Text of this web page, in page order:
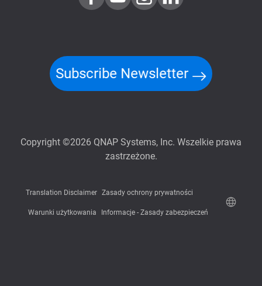
Subscribe Newsletter
Copyright ©2026 QNAP Systems, Inc. Wszelkie prawa
zastrzeżone.
Translation Disclaimer Zasady ochrony prywatności
Warunki użytkowania Informacje - Zasady zabezpieczeń